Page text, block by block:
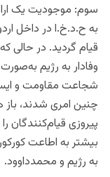
سوم: موجودیت یک
به ح.د.خ.ا در داخل
قیام گردید. در حالی
وفادار به رژیم
شجاعت مقاومت و
چنین امری شدند، باز
پیروزی قیام‌کنندگان
بیشتر به اطاعت
به رژیم و محمدداوود.